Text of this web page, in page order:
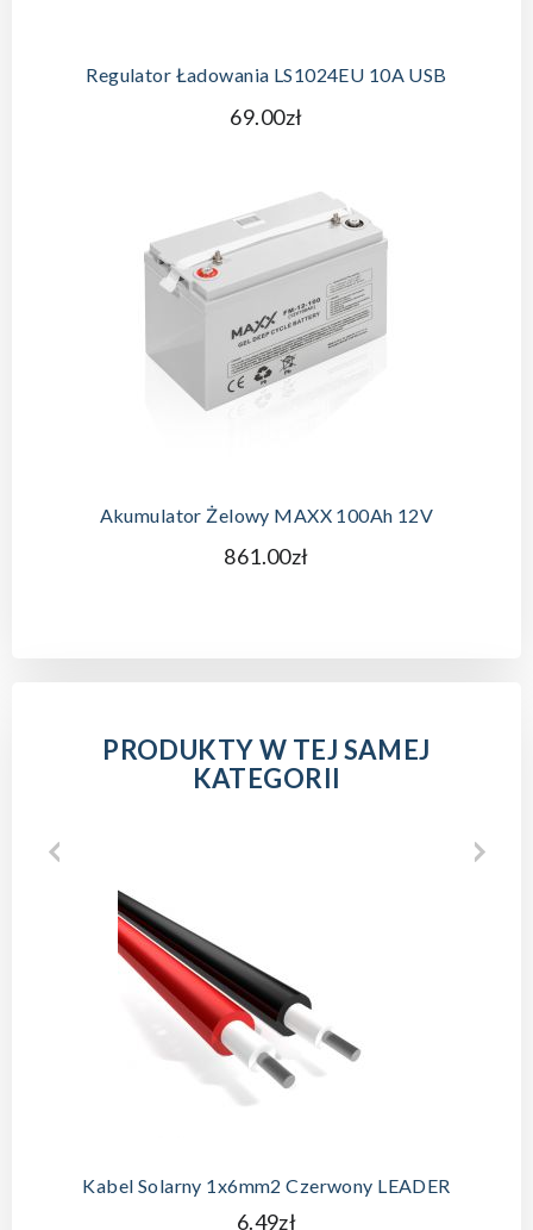
Regulator Ładowania LS1024EU 10A USB
69.00zł
Akumulator Żelowy MAXX 100Ah 12V
861.00zł
PRODUKTY W TEJ SAMEJ
KATEGORII
Kabel Solarny 1x6mm2 Czerwony LEADER
6.49zł